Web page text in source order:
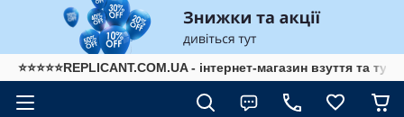
⭐⭐⭐⭐⭐REPLICANT.COM.UA - інтернет-магазин взуття та